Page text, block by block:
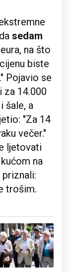
sedam
na što
biste
Pojavio se
za 14.000
šale, a
"Za 14
večer."
ljetovati
na
trošim.